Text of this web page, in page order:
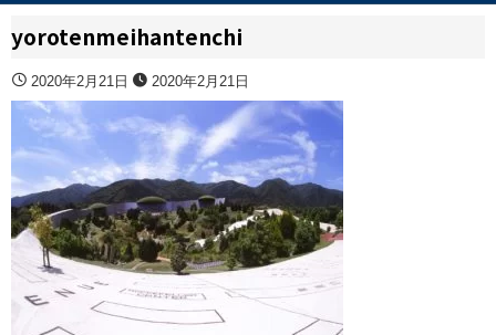
yorotenmeihantenchi
2020年2月21日 2020年2月21日